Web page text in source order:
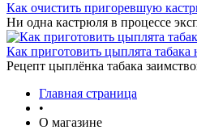
Как очистить пригоревшую
Ни одна кастрюля в процессе
Как приготовить цыплята табака
Рецепт цыплёнка табака
Главная страница
•
О магазине